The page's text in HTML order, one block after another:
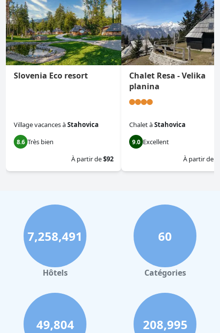
Slovenia Eco resort
Village vacancesàStahovica
8.6 Très bien
À partir de$92
Chalet Resa - Velika
planina
ChaletàStahovica
9.0 Excellent
À partir de
7,258,491
Hôtels
60
Catégories
49,804 208,995